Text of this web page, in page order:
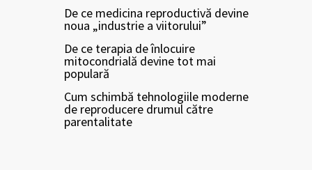
De ce medicina reproductivă devine
noua „industrie a viitorului”
De ce terapia de înlocuire
mitocondrială devine tot mai
populară
Cum schimbă tehnologiile moderne
de reproducere drumul către
parentalitate